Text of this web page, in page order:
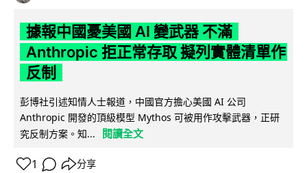
據報中國憂美國 AI 變武器 不滿
Anthropic 拒正常存取 擬列實體清單作
反制
彭博社引述知情人士報道，中國官方擔心美國 AI 公司
Anthropic 開發的頂級模型 Mythos 可被用作攻擊武器，正研
究反制方案。知...
閱讀全文
1 分享